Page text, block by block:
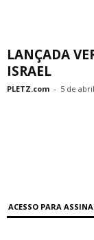
LANÇADA
ISRAEL
PLETZ.com - 5 de
ACESSO PARA